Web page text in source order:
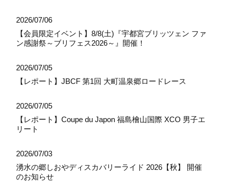
2026/07/06
【会員限定イベント】8/8(土)『宇都宮ブリッツェン ファ
ン感謝祭～ブリフェス2026～』開催！
2026/07/05
【レポート】JBCF 第1回 大町温泉郷ロードレース
2026/07/05
【レポート】Coupe du Japon 福島檜山国際 XCO 男子エ
リート
2026/07/03
湧水の郷しおやディスカバリーライド 2026【秋】 開催
のお知らせ